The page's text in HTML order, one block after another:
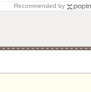
Recommended by